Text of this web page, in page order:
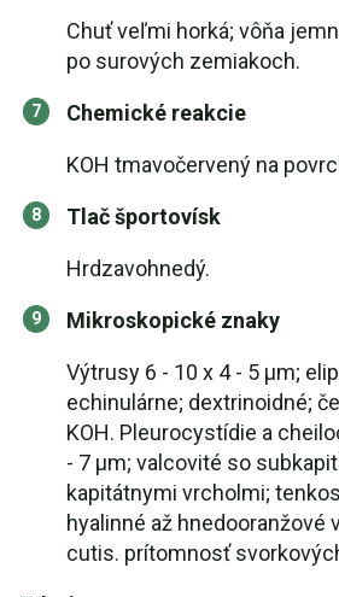
Chuť veľmi horká; vôňa
po surových zemiakoch.
Chemické reakcie
KOH tmavočervený na
Tlač športovísk
Hrdzavohnedý.
Mikroskopické znaky
Výtrusy 6 - 10 x 4 - 5 µm;
echinulárne; dextrinoidné;
KOH. Pleurocystídie a
- 7 µm; valcovité so
kapitátnymi vrcholmi;
hyalinné až hnedooranžové
cutis. prítomnosť